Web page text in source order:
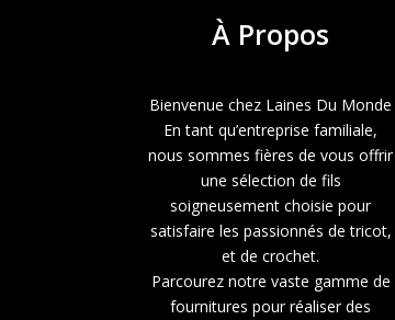
À Propos
Bienvenue chez Laines Du Monde
En tant qu’entreprise familiale,
nous sommes fières de vous offrir
une sélection de fils
soigneusement choisie pour
satisfaire les passionnés de tricot,
et de crochet.
Parcourez notre vaste gamme de
fournitures pour réaliser des